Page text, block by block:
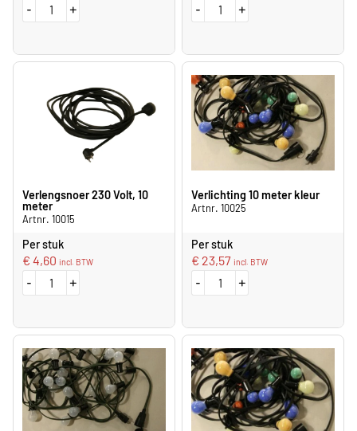
- + - +
Verlengsnoer 230 Volt, 10
meter
Artnr. 10015
Per stuk
€ 4,60 incl. BTW
- +
Verlichting 10 meter kleur
Artnr. 10025
Per stuk
€ 23,57 incl. BTW
- +